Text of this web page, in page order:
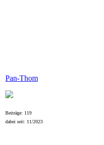
Pan-Thom
Beiträge: 119
dabei seit: 11/2023